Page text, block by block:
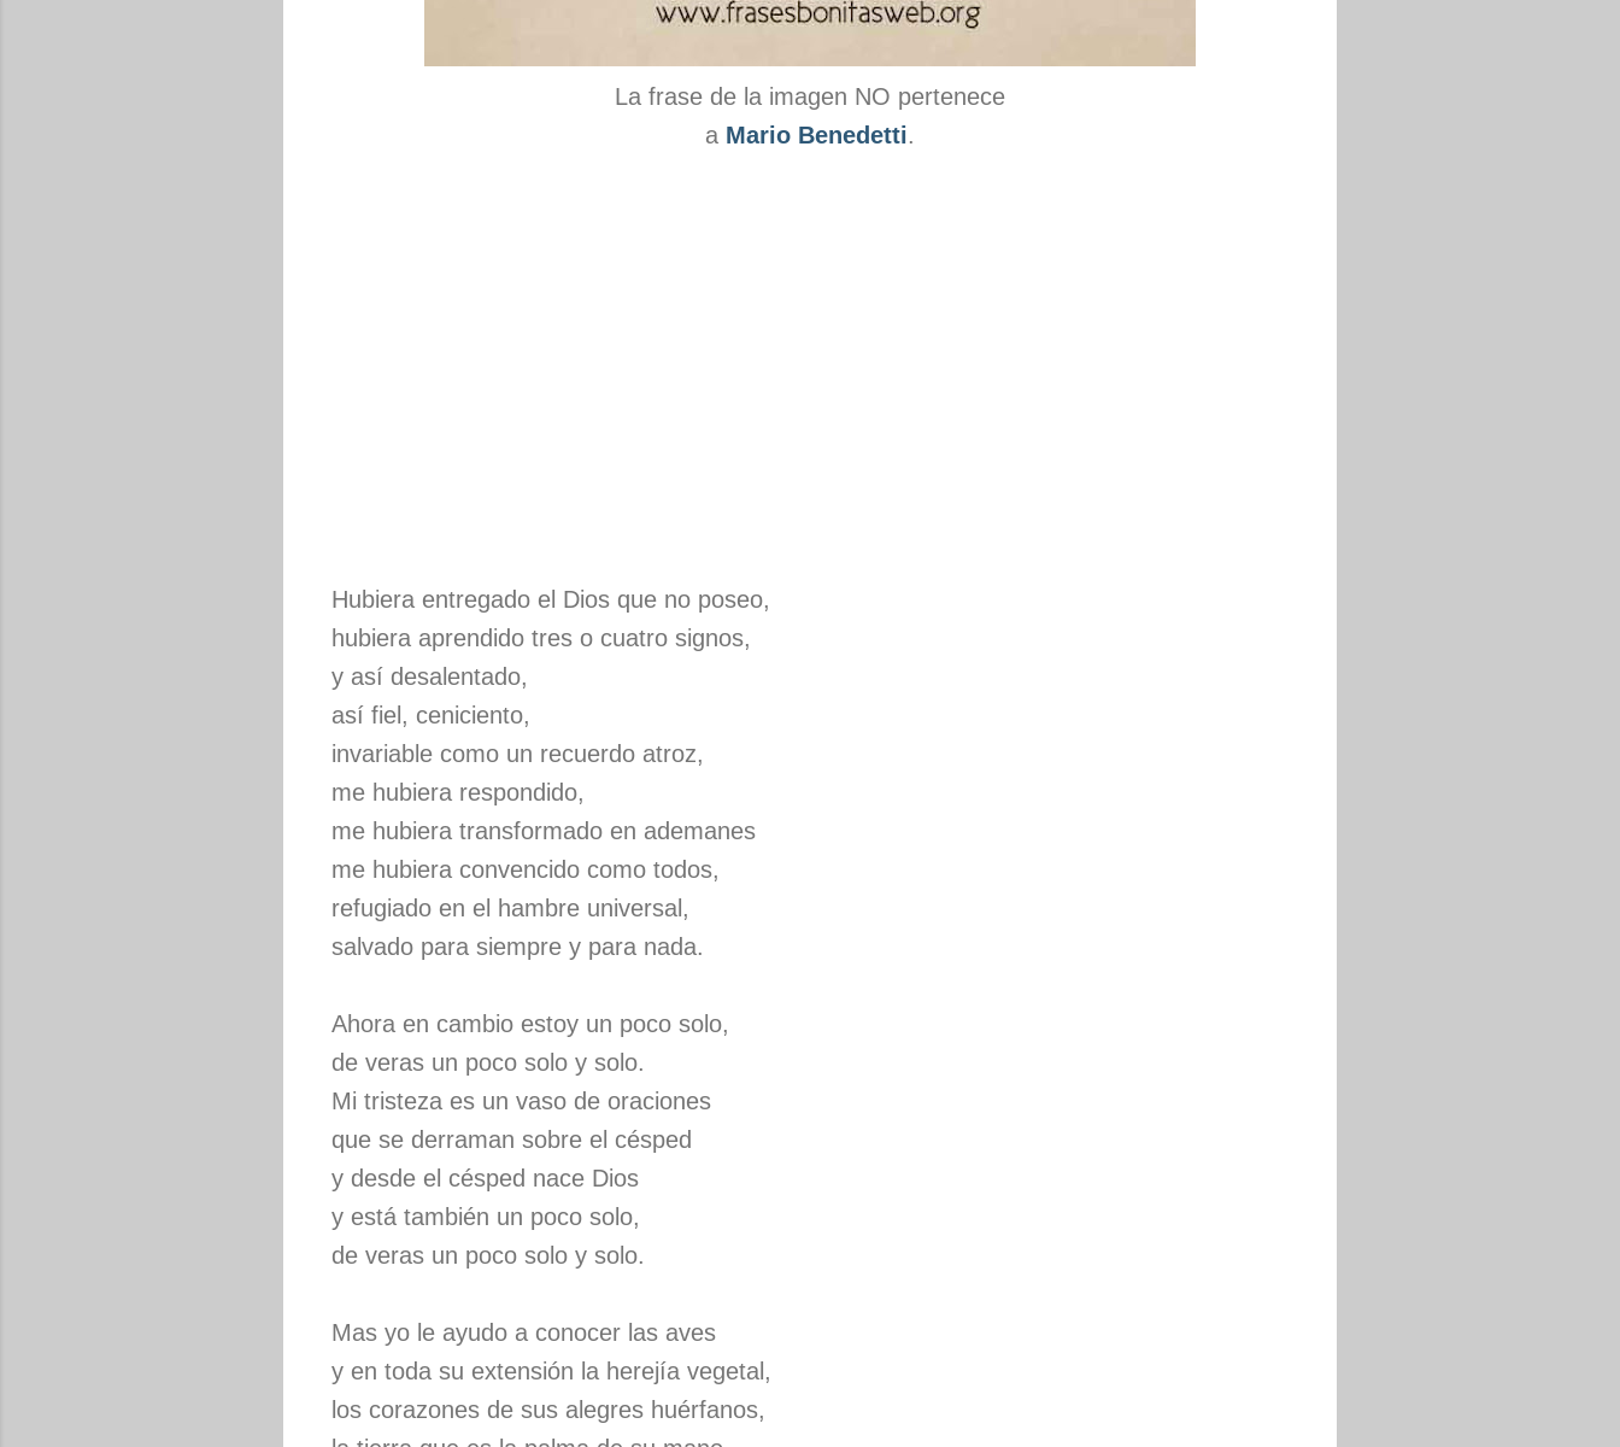
La frase de la imagen NO pertenece
a Mario Benedetti.
Hubiera entregado el Dios que no poseo,
hubiera aprendido tres o cuatro signos,
y así desalentado,
así fiel, ceniciento,
invariable como un recuerdo atroz,
me hubiera respondido,
me hubiera transformado en ademanes
me hubiera convencido como todos,
refugiado en el hambre universal,
salvado para siempre y para nada.
Ahora en cambio estoy un poco solo,
de veras un poco solo y solo.
Mi tristeza es un vaso de oraciones
que se derraman sobre el césped
y desde el césped nace Dios
y está también un poco solo,
de veras un poco solo y solo.
Mas yo le ayudo a conocer las aves
y en toda su extensión la herejía vegetal,
los corazones de sus alegres huérfanos,